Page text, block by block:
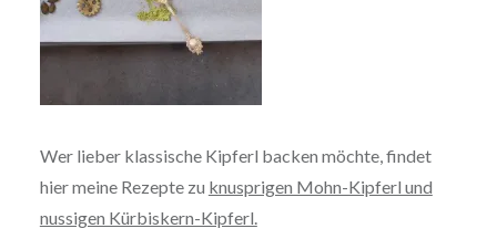
Wer lieber klassische Kipferl backen möchte, findet
hier meine Rezepte zu knusprigen Mohn-Kipferl und
nussigen Kürbiskern-Kipferl.